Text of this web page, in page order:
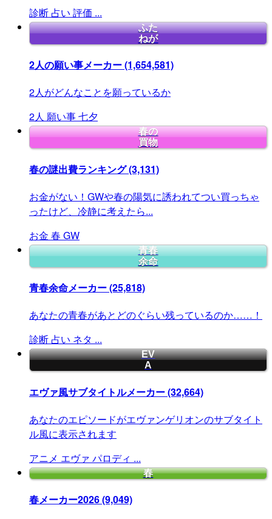
診断 占い 評価 ...
ふた
ねが
2人の願い事メーカー(1,654,581)
2人がどんなことを願っているか
2人 願い事七夕
春の
買物
春の謎出費ランキング(3,131)
お金がない！GWや春の陽気に誘われてつい買っちゃ
ったけど、冷静に考えたら...
お金 春 GW
青春
余命
青春余命メーカー(25,818)
あなたの青春があとどのぐらい残っているのか……！
診断 占い ネタ ...
EV
A
エヴァ風サブタイトルメーカー(32,664)
あなたのエピソードがエヴァンゲリオンのサブタイト
ル風に表示されます
アニメ エヴァ パロディ ...
春
春メーカー2026(9,049)